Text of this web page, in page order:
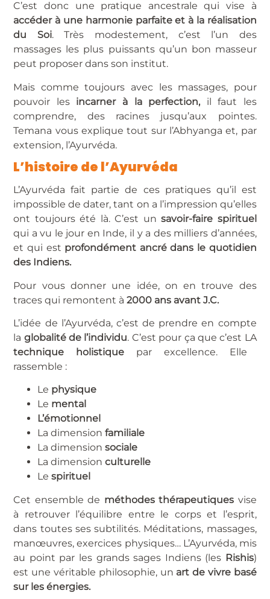
C’est donc une pratique ancestrale qui vise à
accéder à une harmonie parfaite et à la réalisation
du Soi. Très modestement, c’est l’un des
massages les plus puissants qu’un bon masseur
peut proposer dans son institut.
Mais comme toujours avec les massages, pour
pouvoir lesincarner à la perfection, il faut les
comprendre, des racines jusqu’aux pointes.
Temana vous explique tout sur l’Abhyanga et, par
extension, l’Ayurvéda.
L’histoire de l’Ayurvéda
L’Ayurvéda fait partie de ces pratiques qu’il est
impossible de dater, tant on a l’impression qu’elles
ont toujours été là. C’est un savoir-faire spirituel
qui a vu le jour en Inde, il y a des milliers d’années,
et qui est profondément ancré dans le quotidien
des Indiens.
Pour vous donner une idée, on en trouve des
traces qui remontent à 2000 ans avant J.C.
L’idée de l’Ayurvéda, c’est de prendre en compte
la globalité de l’individu. C’est pour ça que c’est LA
technique holistique par excellence. Elle
rassemble :
Le physique
Le mental
L’émotionnel
La dimensionfamiliale
La dimensionsociale
La dimensionculturelle
Lespirituel
Cet ensemble de méthodes thérapeutiques vise
à retrouver l’équilibre entre le corps et l’esprit,
dans toutes ses subtilités. Méditations, massages,
manœuvres, exercices physiques… L’Ayurvéda, mis
au point par les grands sages Indiens (les Rishis)
est une véritable philosophie, un art de vivre basé
sur les énergies.